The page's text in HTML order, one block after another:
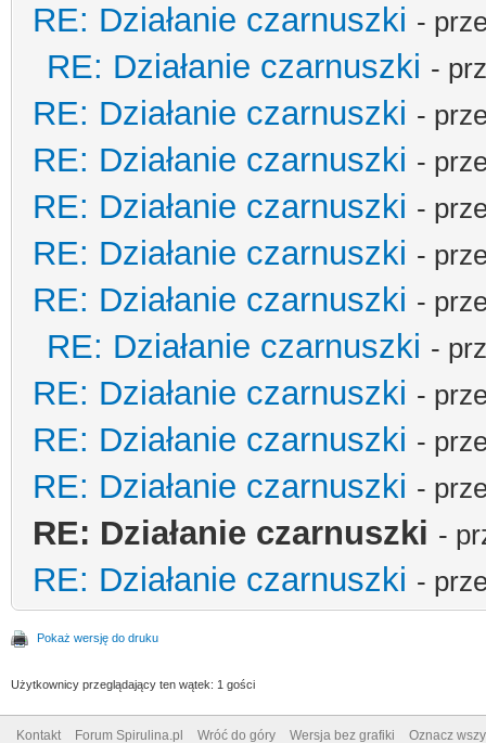
RE: Działanie czarnuszki -
RE: Działanie czarnuszki -
RE: Działanie czarnuszki -
RE: Działanie czarnuszki -
RE: Działanie czarnuszki -
RE: Działanie czarnuszki -
RE: Działanie czarnuszki -
RE: Działanie czarnuszki -
RE: Działanie czarnuszki -
RE: Działanie czarnuszki -
RE: Działanie czarnuszki -
RE: Działanie czarnuszki -
RE: Działanie czarnuszki -
Pokaż wersję do druku
Użytkownicy przeglądający ten wątek: 1 gości
Kontakt Forum Spirulina.pl Wróć do góry Wersja bez grafiki Oznacz